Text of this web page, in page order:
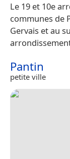
Le 19 et 10e
communes de
Gervais et au
Pantin
petite ville